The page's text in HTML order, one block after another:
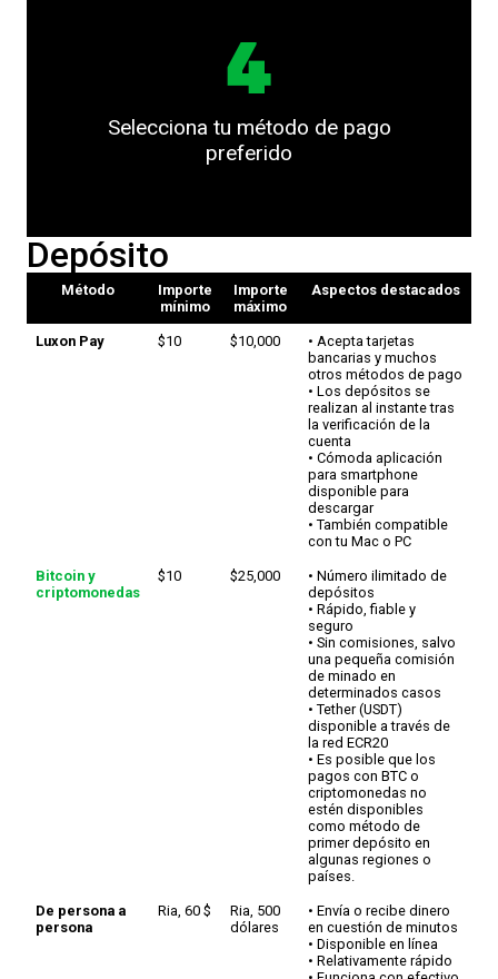
4
Selecciona tu método de pago
preferido
Depósito
Método
Importe
mínimo
Importe
máximo
Aspectos destacados
Luxon Pay $10 $10,000
• Acepta tarjetas
bancarias y muchos
otros métodos de pago
• Los depósitos se
realizan al instante tras
la verificación de la
cuenta
• Cómoda aplicación
para smartphone
disponible para
descargar
• También compatible
con tu Mac o PC
Bitcoin y
criptomonedas
$10 $25,000
• Número ilimitado de
depósitos
• Rápido, fiable y
seguro
• Sin comisiones, salvo
una pequeña comisión
de minado en
determinados casos
• Tether (USDT)
disponible a través de
la red ECR20
• Es posible que los
pagos con BTC o
criptomonedas no
estén disponibles
como método de
primer depósito en
algunas regiones o
países.
De persona a
persona
Ria, 60 $
Ria, 500
dólares
• Envía o recibe dinero
en cuestión de minutos
• Disponible en línea
• Relativamente rápido